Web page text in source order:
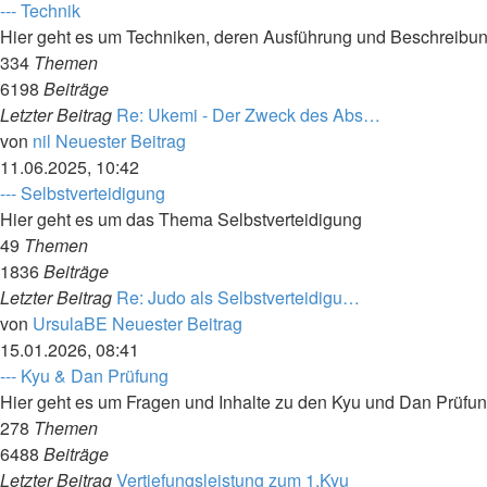
--- Technik
Hier geht es um Techniken, deren Ausführung und
334 Themen
6198 Beiträge
Letzter Beitrag Re: Ukemi - Der Zweck des Abs…
von nil Neuester Beitrag
11.06.2025, 10:42
--- Selbstverteidigung
Hier geht es um das Thema Selbstverteidigung
49 Themen
1836Beiträge
Letzter Beitrag Re: Judo als Selbstverteidigu…
von UrsulaBE Neuester Beitrag
15.01.2026, 08:41
--- Kyu & Dan Prüfung
Hier geht es um Fragen und Inhalte zu den Kyu und Dan
278 Themen
6488 Beiträge
Letzter BeitragVertiefungsleistung zum 1.Kyu